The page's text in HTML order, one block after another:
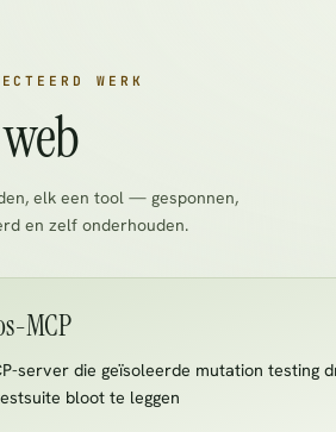
WERK
elk een tool — gesponnen,
en zelf onderhouden.
MCP
server die geïsoleerde mutation testing
bloot te leggen